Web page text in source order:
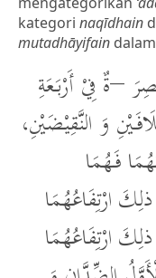
kategori naqīdhain
mutadhāyifain
–ةٌ فِيْ أَرْبَعَةِ
وَ النَّقِيْضَيْنِ،
فَهُمَا
ارْتِفَاعُهُمَا
ارْتِفَاعُهُمَا